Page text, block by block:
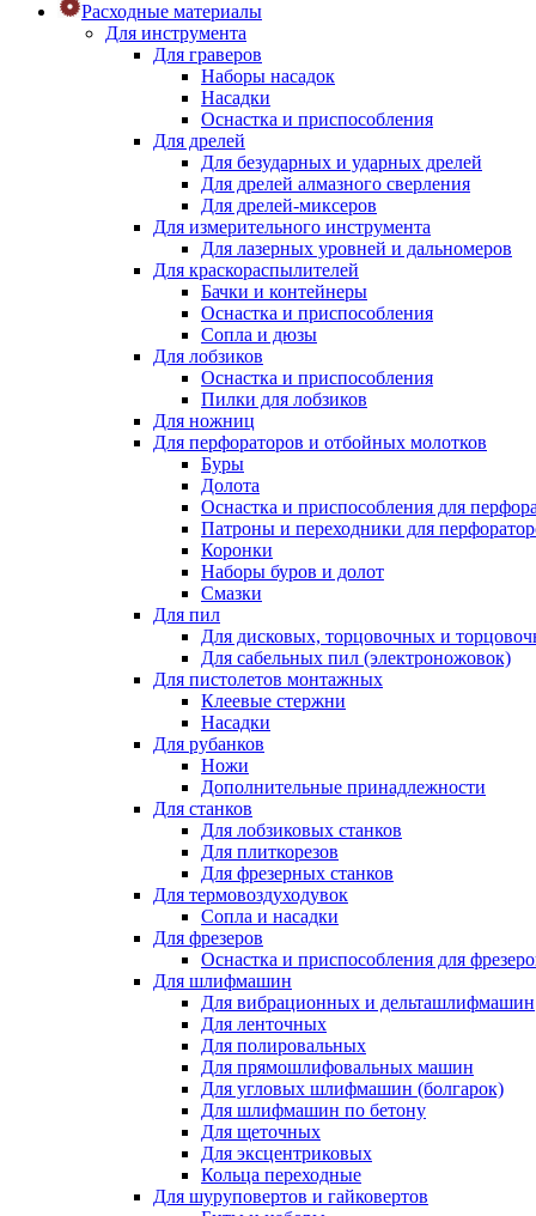
Расходные материалы
Для инструмента
Для граверов
Наборы насадок
Насадки
Оснастка и приспособления
Для дрелей
Для безударных и ударных дрелей
Для дрелей алмазного сверления
Для дрелей-миксеров
Для измерительного инструмента
Для лазерных уровней и дальномеров
Для краскораспылителей
Бачки и контейнеры
Оснастка и приспособления
Сопла и дюзы
Для лобзиков
Оснастка и приспособления
Пилки для лобзиков
Для ножниц
Для перфораторов и отбойных молотков
Буры
Долота
Оснастка и приспособления для
Патроны и переходники для
Коронки
Наборы буров и долот
Смазки
Для пил
Для дисковых, торцовочных и
Для сабельных пил (электроножовок)
Для пистолетов монтажных
Клеевые стержни
Насадки
Для рубанков
Ножи
Дополнительные принадлежности
Для станков
Для лобзиковых станков
Для плиткорезов
Для фрезерных станков
Для термовоздуходувок
Сопла и насадки
Для фрезеров
Оснастка и приспособления для
Для шлифмашин
Для вибрационных и дельташлифмашин
Для ленточных
Для полировальных
Для прямошлифовальных машин
Для угловых шлифмашин (болгарок)
Для шлифмашин по бетону
Для щеточных
Для эксцентриковых
Кольца переходные
Для шуруповертов и гайковертов